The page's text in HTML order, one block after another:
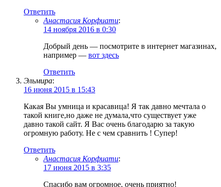
Ответить
Анастасия Корфиати:
14 ноября 2016 в 0:30
Добрый день — посмотрите в интернет магазинах,
например — вот здесь
Ответить
Эльмира:
16 июня 2015 в 15:43
Какая Вы умница и красавица! Я так давно мечтала о
такой книге,но даже не думала,что существует уже
давно такой сайт. Я Вас очень благодарю за такую
огромную работу. Не с чем сравнить ! Супер!
Ответить
Анастасия Корфиати:
17 июня 2015 в 3:35
Спасибо вам огромное, очень приятно!